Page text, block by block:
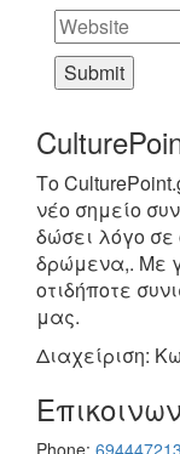
Το
νέο σημείο
δώσει λόγο
δρώμενα,. Με
οτιδήποτε
μας.
Διαχείριση:
Phone: